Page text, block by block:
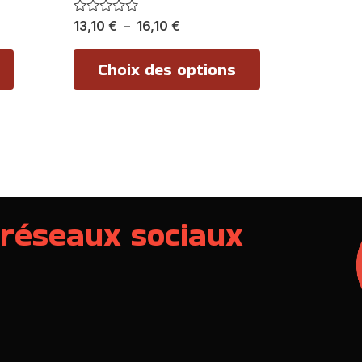
produit
Note
sur
13,10 € – 16,10 €
Choix des options
produit
sociaux